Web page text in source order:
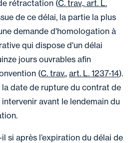
rétractation (C. trav., art. L.
de ce délai, la partie la plus
demande d'homologation à
qui dispose d'un délai
jours ouvrables afin
(C. trav., art. L. 1237-14).
date de rupture du contrat de
avant le lendemain du
il si après l’expiration du délai de